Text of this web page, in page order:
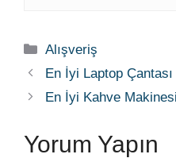
Kategoriler
Alışveriş
En İyi Laptop Çantası
En İyi Kahve Makinesi
Yorum Yapın